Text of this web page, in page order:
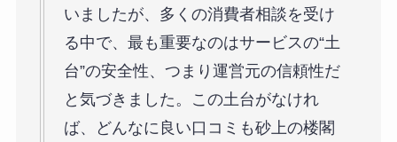
いましたが、多くの消費者相談を受け
る中で、最も重要なのはサービスの“土
台”の安全性、つまり運営元の信頼性だ
と気づきました。この土台がなけれ
ば、どんなに良い口コミも砂上の楼閣